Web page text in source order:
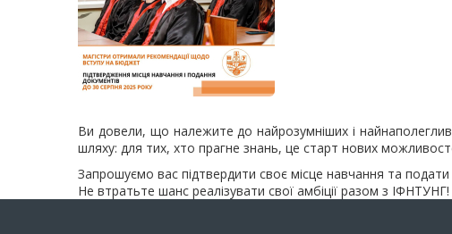
Ви довели, що належите до найрозумніших і
шляху: для тих, хто прагне знань, це старт нових
Запрошуємо вас підтвердити своє місце навчання та
Не втратьте шанс реалізувати свої амбіції разом з ІФНТУНГ!